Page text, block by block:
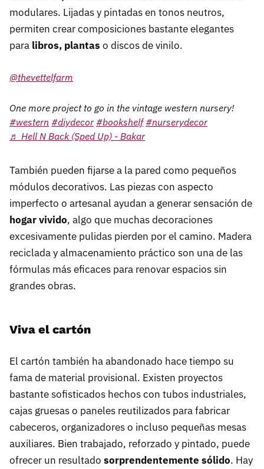
modulares. Lijadas y pintadas en tonos neutros,
permiten crear composiciones bastante elegantes
para libros, plantas o discos de vinilo.
@thevettelfarm
One more project to go in the vintage western nursery!
#western #diydecor #bookshelf #nurserydecor
♬ Hell N Back (Sped Up) - Bakar
También pueden fijarse a la pared como pequeños
módulos decorativos. Las piezas con aspecto
imperfecto o artesanal ayudan a generar sensación de
hogar vivido, algo que muchas decoraciones
excesivamente pulidas pierden por el camino. Madera
reciclada y almacenamiento práctico son una de las
fórmulas más eficaces para renovar espacios sin
grandes obras.
Viva el cartón
El cartón también ha abandonado hace tiempo su
fama de material provisional. Existen proyectos
bastante sofisticados hechos con tubos industriales,
cajas gruesas o paneles reutilizados para fabricar
cabeceros, organizadores o incluso pequeñas mesas
auxiliares. Bien trabajado, reforzado y pintado, puede
ofrecer un resultado sorprendentemente sólido. Hay